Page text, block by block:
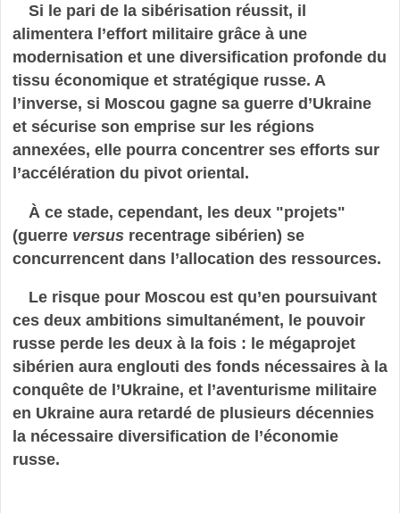
Si le pari de la sibérisation réussit, il
alimentera l’effort militaire grâce à une
modernisation et une diversification profonde du
tissu économique et stratégique russe. A
l’inverse, si Moscou gagne sa guerre d’Ukraine
et sécurise son emprise sur les régions
annexées, elle pourra concentrer ses efforts sur
l’accélération du pivot oriental.
À ce stade, cependant, les deux "projets"
(guerre versusrecentrage sibérien) se
concurrencent dans l’allocation des ressources.
Le risque pour Moscou est qu’en poursuivant
ces deux ambitions simultanément, le pouvoir
russe perde les deux à la fois : le mégaprojet
sibérien aura englouti des fonds nécessaires à la
conquête de l’Ukraine, et l’aventurisme militaire
en Ukraine aura retardé de plusieurs décennies
la nécessaire diversification de l’économie
russe.